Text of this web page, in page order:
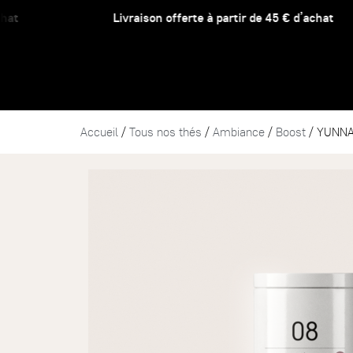
Livraison offerte à partir de 45 € d’achat
Accueil / Tous nos thés / Ambiance / Boost /